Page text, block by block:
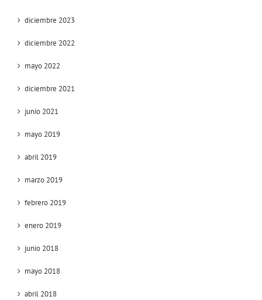
diciembre 2023
diciembre 2022
mayo 2022
diciembre 2021
junio 2021
mayo 2019
abril 2019
marzo 2019
febrero 2019
enero 2019
junio 2018
mayo 2018
abril 2018